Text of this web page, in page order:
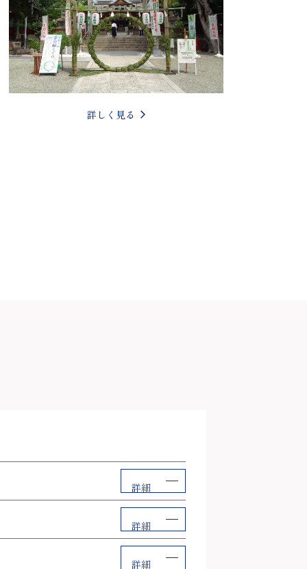
詳しく見る
詳細
詳細
詳細